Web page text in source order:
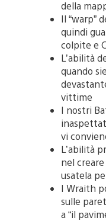
della
Il “warp”
quindi
colpite e
L’abilità
quando
vittime
I nostri
vi
L’abilità
nel
usatela
I Wraith
sulle
a “il